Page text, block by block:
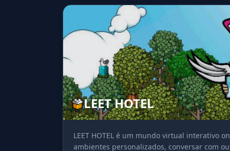
LEET HOTEL
LEET HOTEL é um mundo virtual interativo
ambientes personalizados, conversar com